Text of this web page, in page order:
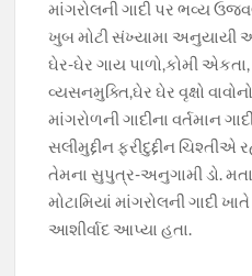
માંગરોલની ગાદી પર ભવ્ય
ખુબ મોટી સંખ્યામા અનુયાયી
ઘેર-ઘેર ગાય પાળો,કોમી
વ્યસનમુક્તિ,ઘેર ઘેર વૃક્ષો
માંગરોળની ગાદીના વર્તમાન
સલીમુદ્દીન ફરીદુદ્દીન
તેમના સુપુત્ર-અનુગામી ડો.
મોટામિયાં માંગરોલની ગાદી
આશીર્વાદ આપ્યા હતા.